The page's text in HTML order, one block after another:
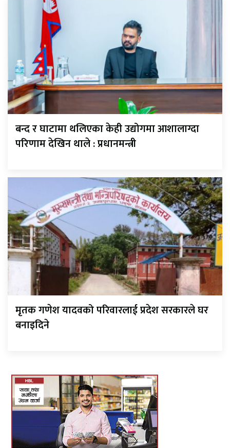
बन्द र घाटामा थलिएका केही उद्योगमा आशालाग्दा
परिणाम देखिन थाले : प्रधानमन्त्री
मृतक गणेश यादवको परिवारलाई प्रदेश सरकारले घर
बनाइदिने